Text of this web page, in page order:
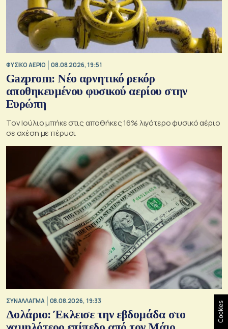
ΦΥΣΙΚΟ ΑΕΡΙΟ 08.08.2026, 19:51
Gazprom: Νέο αρνητικό ρεκόρ
αποθηκευμένου φυσικού αερίου στην
Ευρώπη
Τον Ιούλιο μπήκε στις αποθήκες 16% λιγότερο φυσικό αέριο
σε σχέση με πέρυσι
ΣΥΝΑΛΛΑΓΜΑ 08.08.2026, 19:33
Δολάριο: Έκλεισε την εβδομάδα στο
Cookies